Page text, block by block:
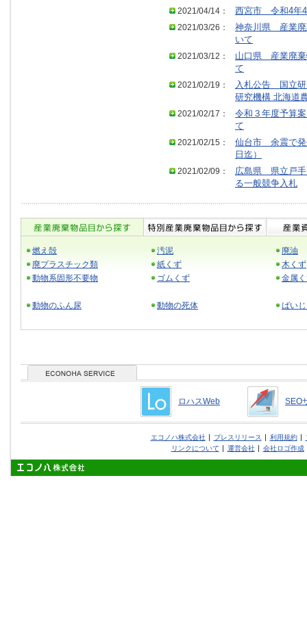
2021/04/14：
西宮市 令和4年4
2021/03/26：
神奈川県 産業廃
いて
2021/03/12：
山口県 産業廃棄
て
2021/02/19：
入札公告 国立研
研究機構 北海道
2021/02/17：
令和３年度予算
て
2021/02/15：
仙台市 余震で発
日迄）
2021/02/09：
広島県 県立戸手
る一般競争入札
燃え殻 汚泥
廃油
廃プラスチック類
紙くず
木くず
動物系固形不要物
ゴムくず 金属
動物のふん尿 動物の死体 ばい
ロハスWeb SEO
エコノハ株式会社 プレスリリース 利用規約
リンクについて
運営会社 会社ロゴ作成